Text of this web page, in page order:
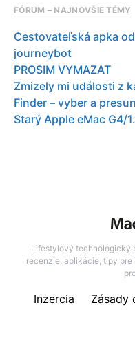
FÓRUM – NAJNOVŠIE TÉMY
Cestovateľská apka
journeybot
PROSIM VYMAZAT
Zmizely mi události z
Finder – vyber a
Starý Apple eMac G4/
Lifestylový technologický
recenzie, aplikácie, tipy pre
Inzercia
Zásady